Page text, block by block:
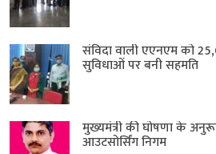
संविदा वाली एएनएम को
सुविधाओं पर बनी सहमति
मुख्यमंत्री की घोषणा के
आउटसोर्सिंग निगम